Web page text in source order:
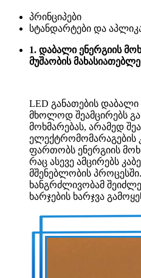
პრინციპები
სტანდარტები და
1. დაბალი ენერგიის
მუშაობის
LED განათების
მხოლოდ შეამცირებს
მოხმარებას, არამედ
ელექტრომომარაგების
ფართობს ენერგიის
რაც ასევე ამცირებს
მშენებლობის
ხანგრძლივობამ
ხარჯების ხარჯვა